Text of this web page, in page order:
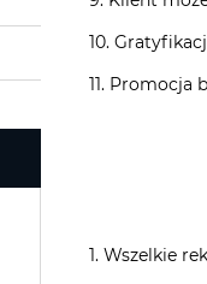
10.
11. Promocja
1. Wszelkie